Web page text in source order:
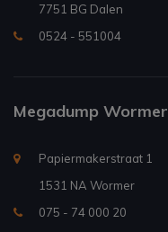
7751 BG Dalen
0524 - 551004
Megadump Wormer
Papiermakerstraat 1
1531 NA Wormer
075 - 74 000 20